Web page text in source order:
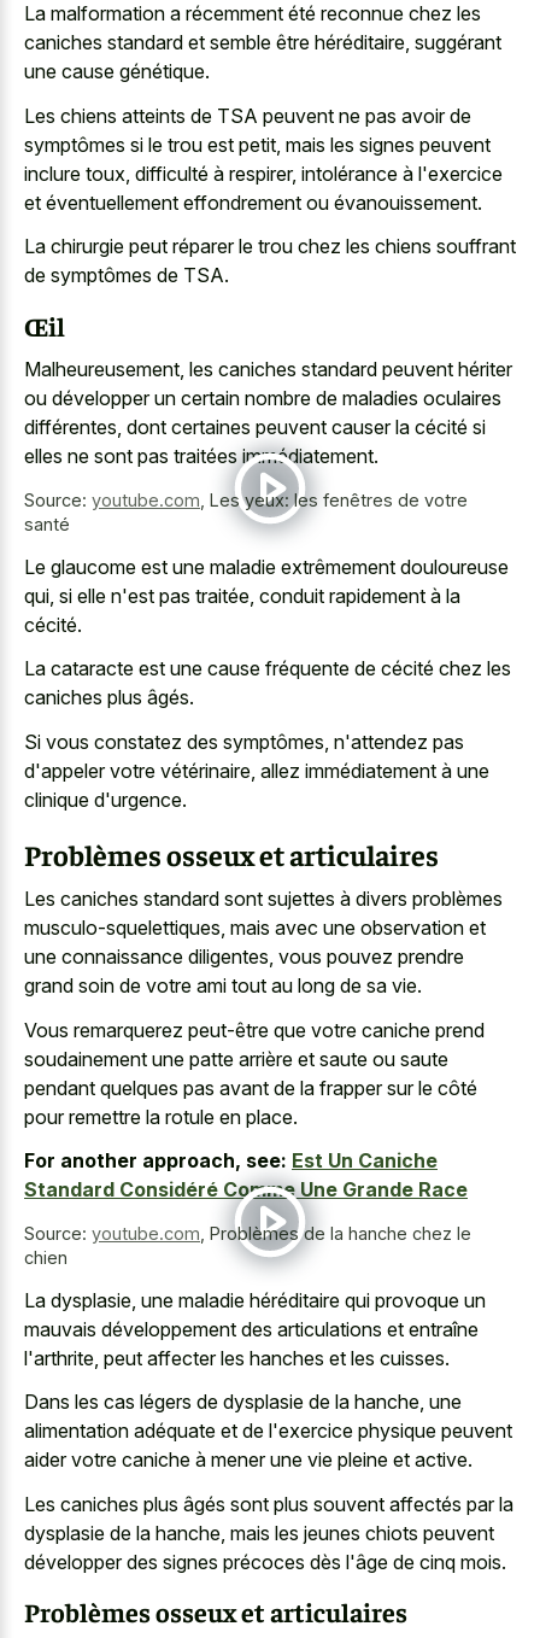
La malformation a récemment été reconnue chez les
caniches standard et semble être héréditaire, suggérant
une cause génétique.
Les chiens atteints de TSA peuvent ne pas avoir de
symptômes si le trou est petit, mais les signes peuvent
inclure toux, difficulté à respirer, intolérance à l'exercice
et éventuellement effondrement ou évanouissement.
La chirurgie peut réparer le trou chez les chiens souffrant
de symptômes de TSA.
Œil
Malheureusement, les caniches standard peuvent hériter
ou développer un certain nombre de maladies oculaires
différentes, dont certaines peuvent causer la cécité si
elles ne sont pas traitées immédiatement.
Source: youtube.com Les yeux: les fenêtres de votre
santé
Le glaucome est une maladie extrêmement douloureuse
qui, si elle n'est pas traitée, conduit rapidement à la
cécité.
La cataracte est une cause fréquente de cécité chez les
caniches plus âgés.
Si vous constatez des symptômes, n'attendez pas
d'appeler votre vétérinaire, allez immédiatement à une
clinique d'urgence.
Problèmes osseux et articulaires
Les caniches standard sont sujettes à divers problèmes
musculo-squelettiques, mais avec une observation et
une connaissance diligentes, vous pouvez prendre
grand soin de votre ami tout au long de sa vie.
Vous remarquerez peut-être que votre caniche prend
soudainement une patte arrière et saute ou saute
pendant quelques pas avant de la frapper sur le côté
pour remettre la rotule en place.
For another approach, see: Est Un Caniche
Standard Considéré Comme Une Grande Race
Source: youtube.com Problèmes de la hanche chez le
chien
La dysplasie, une maladie héréditaire qui provoque un
mauvais développement des articulations et entraîne
l'arthrite, peut affecter les hanches et les cuisses.
Dans les cas légers de dysplasie de la hanche, une
alimentation adéquate et de l'exercice physique peuvent
aider votre caniche à mener une vie pleine et active.
Les caniches plus âgés sont plus souvent affectés par la
dysplasie de la hanche, mais les jeunes chiots peuvent
développer des signes précoces dès l'âge de cinq mois.
Problèmes osseux et articulaires